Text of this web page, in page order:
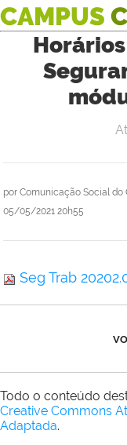
CAMPUS
por Comunicação Social do
05/05/2021 20h55
Seg Trab
Todo o conteúdo
Creative Commons
Adaptada.